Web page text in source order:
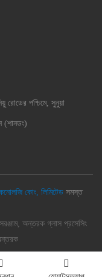
রোডের পশ্চিমে, সুনুয়া
(শানডং)
কোং, লিমিটেড সমস্ত
অন্তরক গ্লাস প্রসেসিং